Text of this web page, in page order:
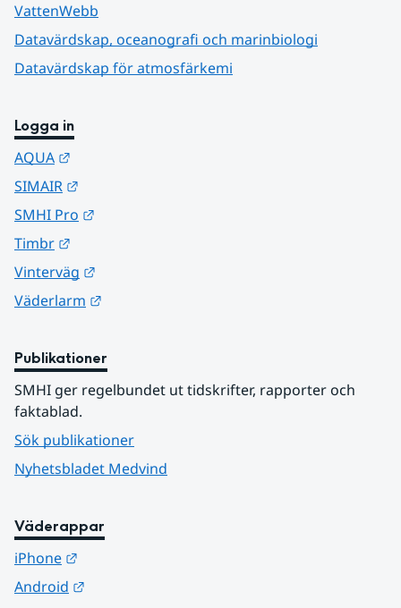
VattenWebb
Datavärdskap, oceanografi och marinbiologi
Datavärdskap för atmosfärkemi
Logga in
AQUA
SIMAIR
SMHI Pro
Timbr
Vinterväg
Väderlarm
Publikationer
SMHI ger regelbundet ut tidskrifter, rapporter och
faktablad.
Sök publikationer
Nyhetsbladet Medvind
Väderappar
iPhone
Android